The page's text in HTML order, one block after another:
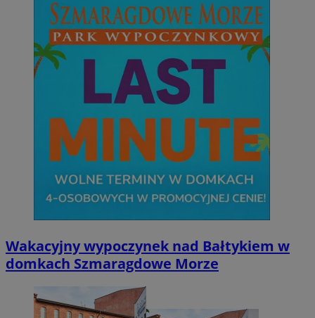
Wakacyjny wypoczynek nad Bałtykiem w
domkach Szmaragdowe Morze